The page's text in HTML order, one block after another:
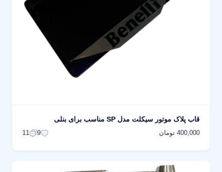
قاب پلاک موتور سیکلت مدل SP مناسب برای بنلی
400,000 تومان 9
11